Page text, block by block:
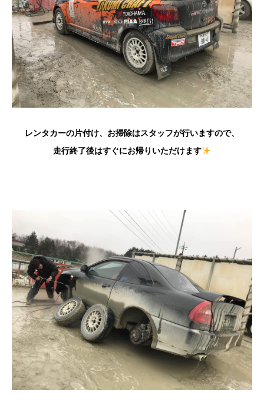
レンタカーの片付け、お掃除はスタッフが行いますので、
走行終了後はすぐにお帰りいただけます